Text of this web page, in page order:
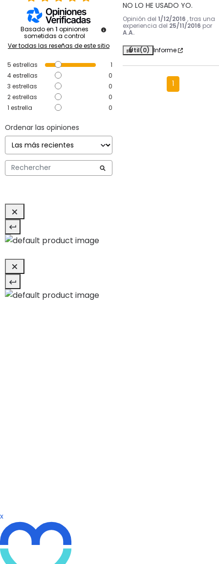
Basado en 1 opiniones
sometidas a control
Ver todas las reseñas de este sitio
5 estrellas
1
4estrellas
0
3 estrellas
0
2estrellas
0
1 estrella 0
Ordenar las opiniones
NO LO HE USADO YO.
Opinión del 1/12/2016 , tras una
experiencia del 25/11/2016 por
A.A.
Útil(0) Informe
1
x